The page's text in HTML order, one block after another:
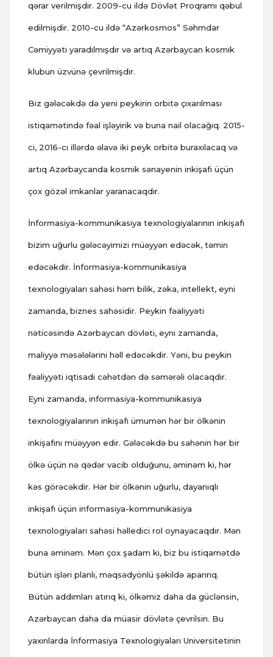
qərar verilmişdir. 2009-cu ildə Dövlət Proqramı qəbul
edilmişdir. 2010-cu ildə “Azərkosmos” Səhmdar
Cəmiyyəti yaradılmışdır və artıq Azərbaycan kosmik
klubun üzvünə çevrilmişdir.
Biz gələcəkdə də yeni peykirin orbitə çıxarılması
istiqamətində fəal işləyirik və buna nail olacağıq. 2015-
ci, 2016-cı illərdə əlavə iki peyk orbitə buraxılacaq və
artıq Azərbaycanda kosmik sənayenin inkişafı üçün
çox gözəl imkanlar yaranacaqdır.
İnformasiya-kommunikasiya texnologiyalarının inkişafı
bizim uğurlu gələcəyimizi müəyyən edəcək, təmin
edəcəkdir. İnformasiya-kommunikasiya
texnologiyaları sahəsi həm bilik, zəka, intellekt, eyni
zamanda, biznes sahəsidir. Peykin fəaliyyəti
nəticəsində Azərbaycan dövləti, eyni zamanda,
maliyyə məsələlərini həll edəcəkdir. Yəni, bu peykin
fəaliyyəti iqtisadi cəhətdən də səmərəli olacaqdır.
Eyni zamanda, informasiya-kommunikasiya
texnologiyalarının inkişafı ümumən hər bir ölkənin
inkişafını müəyyən edir. Gələcəkdə bu sahənin hər bir
ölkə üçün nə qədər vacib olduğunu, əminəm ki, hər
kəs görəcəkdir. Hər bir ölkənin uğurlu, dayanıqlı
inkişafı üçün informasiya-kommunikasiya
texnologiyaları sahəsi həlledici rol oynayacaqdır. Mən
buna əminəm. Mən çox şadam ki, biz bu istiqamətdə
bütün işləri planlı, məqsədyönlü şəkildə aparırıq.
Bütün addımları atırıq ki, ölkəmiz daha da güclənsin,
Azərbaycan daha da müasir dövlətə çevrilsin. Bu
yaxınlarda İnformasiya Texnologiyaları Universitetinin